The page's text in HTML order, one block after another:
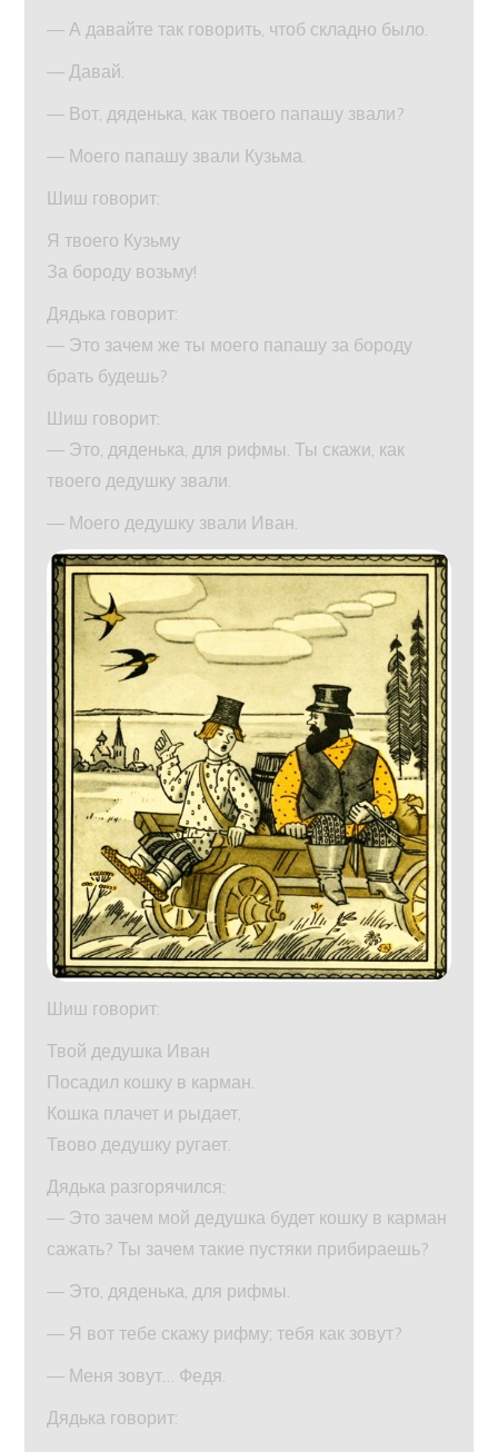
— А давайте так говорить, чтоб складно было.
— Давай.
— Вот, дяденька, как твоего папашу звали?
— Моего папашу звали Кузьма.
Шиш говорит:
Я твоего Кузьму
За бороду возьму!
Дядька говорит:
— Это зачем же ты моего папашу за бороду
брать будешь?
Шиш говорит:
— Это, дяденька, для рифмы. Ты скажи, как
твоего дедушку звали.
— Моего дедушку звали Иван.
Шиш говорит:
Твой дедушка Иван
Посадил кошку в карман.
Кошка плачет и рыдает,
Твово дедушку ругает.
Дядька разгорячился:
— Это зачем мой дедушка будет кошку в карман
сажать? Ты зачем такие пустяки прибираешь?
— Это, дяденька, для рифмы.
— Я вот тебе скажу рифму; тебя как зовут?
— Меня зовут… Федя.
Дядька говорит: